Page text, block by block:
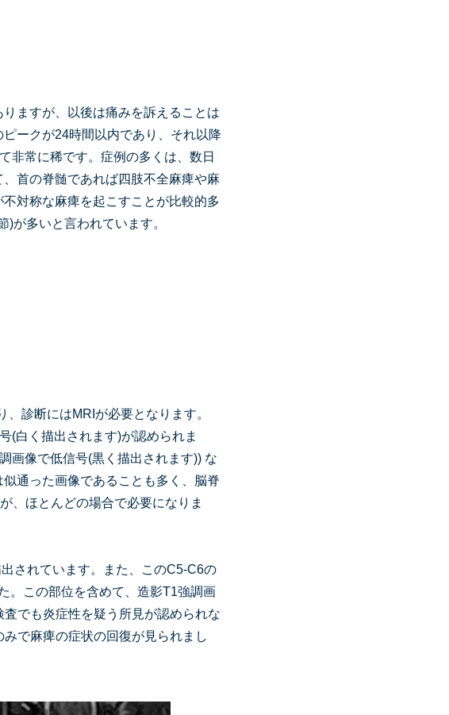
ますが、以後は痛みを訴えることは
ークが24時間以内であり、それ以降
非常に稀です。症例の多くは、数日
首の脊髄であれば四肢不全麻痺や麻
対称な麻痺を起こすことが比較的多
が多いと言われています。
診断にはMRIが必要となります。
(白く描出されます)が認められま
画像で低信号(黒く描出されます)) な
通った画像であることも多く、脳脊
、ほとんどの場合で必要になりま
されています。また、このC5-C6の
。この部位を含めて、造影T1強調画
でも炎症性を疑う所見が認められな
で麻痺の症状の回復が見られまし